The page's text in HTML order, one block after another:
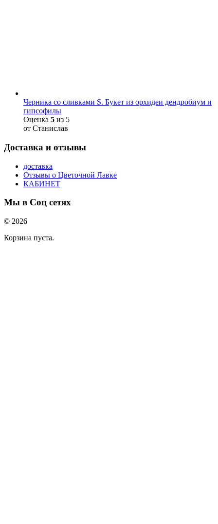
Черника со сливками S. Букет из орхидеи дендробиум и
гипсофилы
Оценка 5 из 5
от Станислав
Доставка и отзывы
доставка
Отзывы о Цветочной Лавке
КАБИНЕТ
Мы в Соц сетях
© 2026
Корзина пуста.